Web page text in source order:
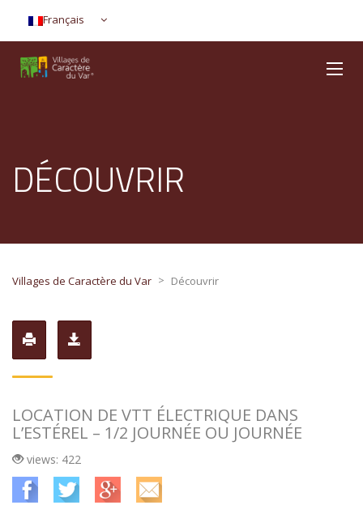
Français
DÉCOUVRIR
Villages de Caractère du Var > Découvrir
LOCATION DE VTT ÉLECTRIQUE DANS
L’ESTÉREL – 1/2 JOURNÉE OU JOURNÉE
views: 422